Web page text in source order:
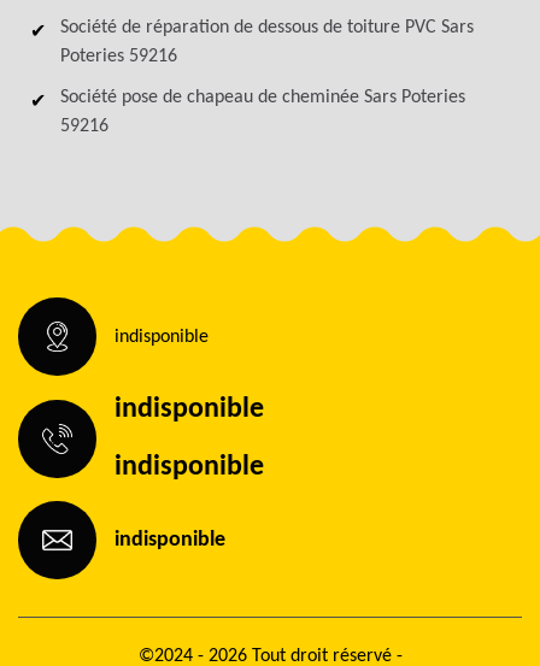
Société de réparation de dessous de toiture PVC Sars
Poteries 59216
Société pose de chapeau de cheminée Sars Poteries
59216
indisponible
indisponible
indisponible
indisponible
©2024 - 2026 Tout droit réservé -